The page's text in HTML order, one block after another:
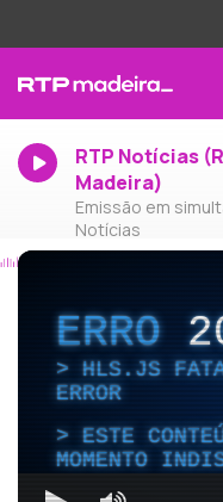
RTP Notícias
Madeira)
Emissão em
Notícias
ERRO
HLS.JS
ERROR
ESTE
MOMENTO